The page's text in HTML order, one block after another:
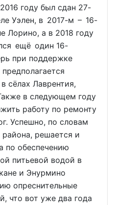
году был сдан 27-
Уэлен, в 2017-м – 16-
Лорино, а в 2018 году
ещё один 16-
при поддержке
сёлах Лаврентия,
в следующем году
работу по ремонту
Успешно, по словам
решается и
по обеспечению
питьевой водой в
и Энурмино
опреснительные
что вот уже два года